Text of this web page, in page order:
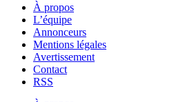
À propos
L’équipe
Annonceurs
Mentions légales
Avertissement
Contact
RSS